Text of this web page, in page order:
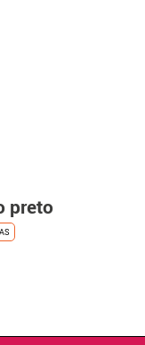
preto